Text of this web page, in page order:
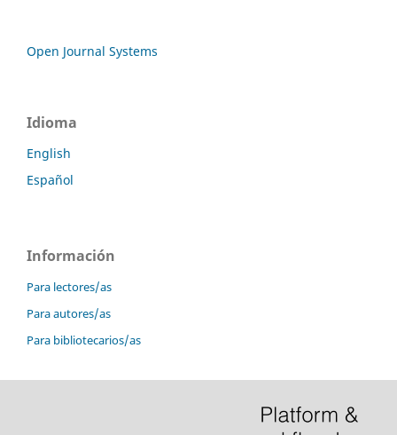
Open Journal Systems
Idioma
English
Español
Información
Para lectores/as
Para autores/as
Para bibliotecarios/as